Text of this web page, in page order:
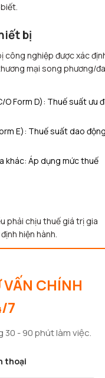
bị
công nghiệp được xác
mại song phương/đa
O Form D): Thuế suất ưu
E): Thuế suất dao
khác: Áp dụng mức thuế
phải chịu thuế giá trị gia
hiện hành.
CHÍNH
7
30 - 90 phút làm việc.
thoại